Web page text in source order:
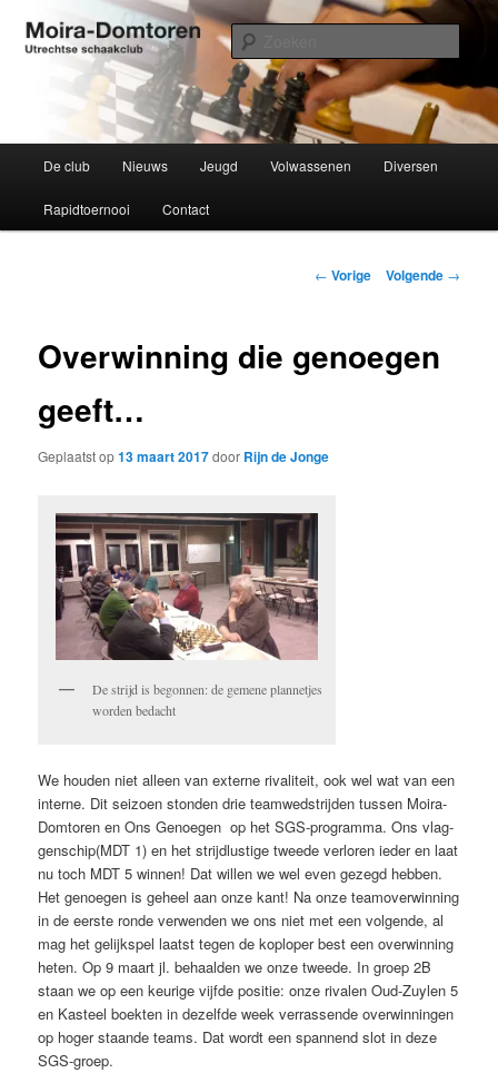
naar
Moira-Domtoren
Utrechtse schaakclub opgericht 1934
De club Nieuws Jeugd Volwassenen Diversen
Rapidtoernooi Contact
Bericht
← Vorige Volgende →
Overwinning die genoegen
geeft…
Geplaatst op13 maart 2017door Rijn de Jonge
De strijd is begonnen: de gemene plannetjes
worden bedacht
We houden niet alleen van externe rivaliteit, ook wel wat van een
interne. Dit seizoen stonden drie teamwedstrijden tussen Moira-
Domtoren en Ons Genoegen op het SGS-programma. Ons vlag­
gen­schip(MDT 1) en het strijdlustige tweede verloren ieder en laat
nu toch MDT 5 winnen! Dat willen we wel even gezegd hebben.
Het genoegen is geheel aan onze kant! Na onze teamoverwinning
in de eerste ronde verwenden we ons niet met een volgende, al
mag het gelijkspel laatst tegen de koplo­per best een overwinning
heten. Op 9 maart jl. behaalden we onze tweede. In groep 2B
staan we op een keurige vijfde positie: onze rivalen Oud-Zuylen 5
en Kasteel boekten in dezelfde week ver­ras­sen­de over­win­ningen
op hoger staande teams. Dat wordt een spannend slot in deze
SGS-groep.